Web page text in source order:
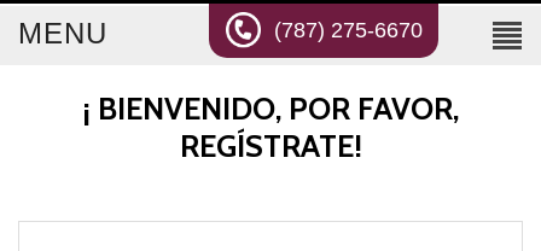
(787) 275-6670
MENU
¡ BIENVENIDO, POR FAVOR,
REGÍSTRATE!